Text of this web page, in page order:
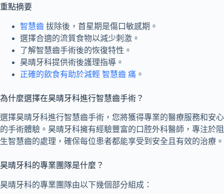
重點摘要
智慧齒 拔除後，首星期是傷口敏感期。
選擇合適的流質食物以減少刺激。
了解智慧齒手術後的恢復特性。
昊晴牙科提供術後護理指導。
正確的飲食有助於減輕 智慧齒 痛 。
為什麼選擇在昊晴牙科進行智慧齒手術？
選擇昊晴牙科進行智慧齒手術，您將獲得專業的醫療服務和安心
的手術體驗。昊晴牙科擁有經驗豐富的口腔外科醫師，專注於阻
生智慧齒的處理，確保每位患者都能享受到安全且有效的治療。
昊晴牙科的專業團隊是什麼？
昊晴牙科的專業團隊由以下幾個部分組成：